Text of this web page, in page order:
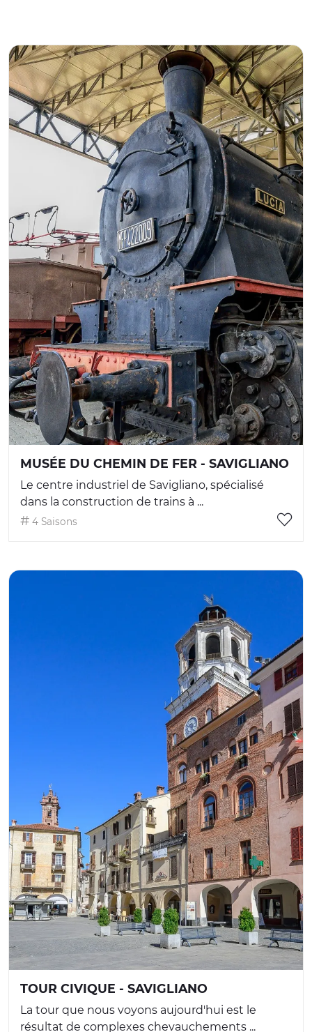
MUSÉE DU CHEMIN DE FER - SAVIGLIANO
Le centre industriel de Savigliano, spécialisé
dans la construction de trains à ...
4 Saisons
TOUR CIVIQUE - SAVIGLIANO
La tour que nous voyons aujourd'hui est le
résultat de complexes chevauchements ...